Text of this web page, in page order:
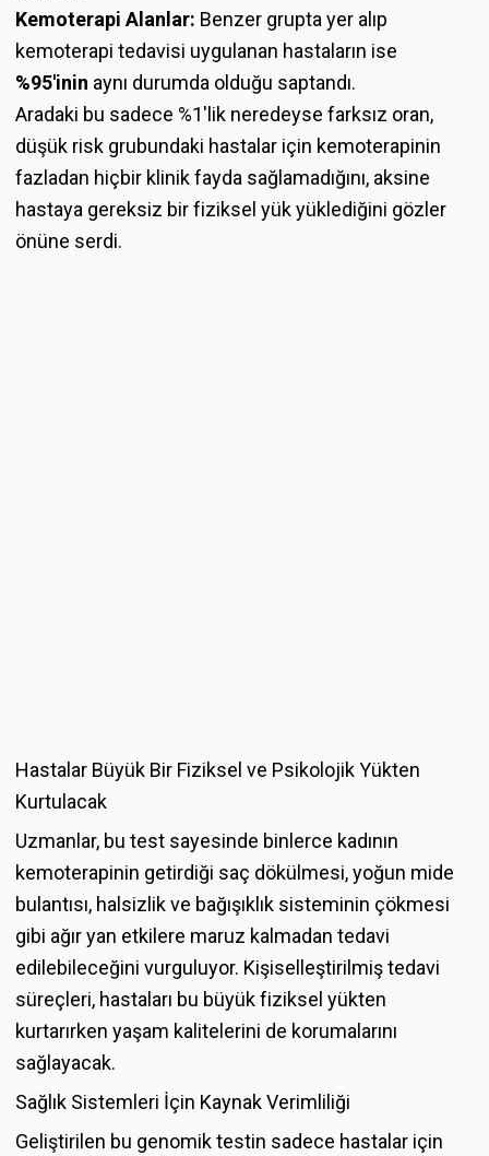
Kemoterapi Alanlar: Benzer grupta yer alıp
kemoterapi tedavisi uygulanan hastaların ise
%95'inin aynı durumda olduğu saptandı.
Aradaki bu sadece %1'lik neredeyse farksız oran,
düşük risk grubundaki hastalar için kemoterapinin
fazladan hiçbir klinik fayda sağlamadığını, aksine
hastaya gereksiz bir fiziksel yük yüklediğini gözler
önüne serdi.
Hastalar Büyük Bir Fiziksel ve Psikolojik Yükten
Kurtulacak
Uzmanlar, bu test sayesinde binlerce kadının
kemoterapinin getirdiği saç dökülmesi, yoğun mide
bulantısı, halsizlik ve bağışıklık sisteminin çökmesi
gibi ağır yan etkilere maruz kalmadan tedavi
edilebileceğini vurguluyor. Kişiselleştirilmiş tedavi
süreçleri, hastaları bu büyük fiziksel yükten
kurtarırken yaşam kalitelerini de korumalarını
sağlayacak.
Sağlık Sistemleri İçin Kaynak Verimliliği
Geliştirilen bu genomik testin sadece hastalar için